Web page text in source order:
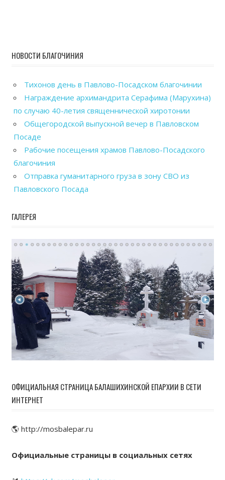
НОВОСТИ БЛАГОЧИНИЯ
Тихонов день в Павлово-Посадском благочинии
Награждение архимандрита Серафима (Марухина)
по случаю 40-летия священнической хиротонии
Общегородской выпускной вечер в Павловском
Посаде
Рабочие посещения храмов Павлово-Посадского
благочиния
Отправка гуманитарного груза в зону СВО из
Павловского Посада
ГАЛЕРЕЯ
ОФИЦИАЛЬНАЯ СТРАНИЦА БАЛАШИХИНСКОЙ ЕПАРХИИ В СЕТИ
ИНТЕРНЕТ
🌎 http://mosbalepar.ru
Официальные страницы в социальных сетях